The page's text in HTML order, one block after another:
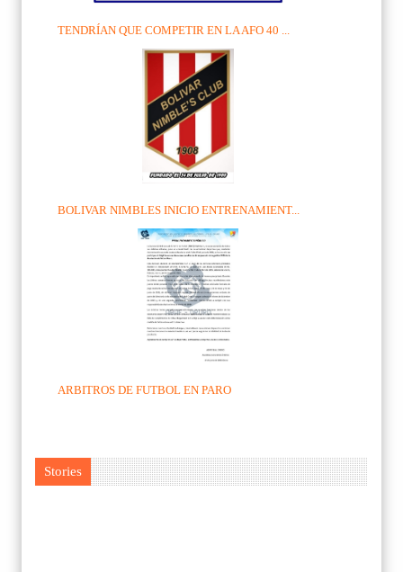
TENDRÍAN QUE COMPETIR EN LA AFO 40 ...
BOLIVAR NIMBLES INICIO ENTRENAMIENT...
ARBITROS DE FUTBOL EN PARO
Stories